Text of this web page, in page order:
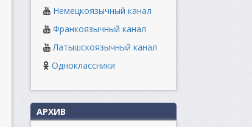
Немецкоязычный канал
Франкоязычный канал
Латышскоязычный канал
Одноклассники
АРХИВ